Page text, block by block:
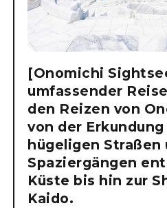
[Onomichi
umfassender
den Reizen von
von der
hügeligen Straßen
Spaziergängen
Küste bis hin zur
Kaido.